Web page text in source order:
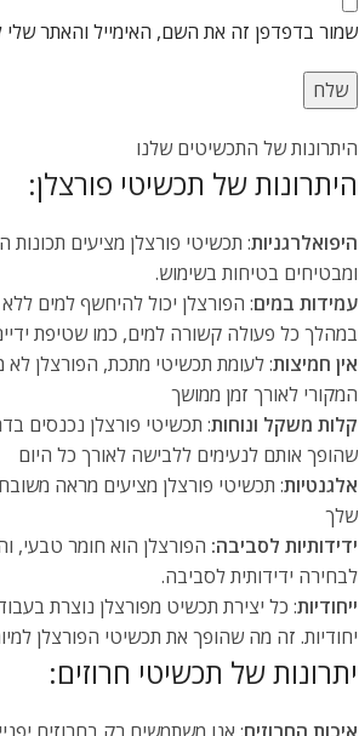
שמור בדפדפן זה את השם, האימייל והאתר
היתרונות של התכשיטים שלנו
היתרונות של תכשיטי פורצלן:
היפואלרגניות: תכשיטי פורצלן מציעים תכונות
ומבטיחים בטיחות בשימוש.
עמידות במים: הפורצלן יכול להיחשף למים
במהלך כל פעולה קשורה למים, כמו שטיפת
אין חמיצות: לעומת תכשיטי מתכת, הפורצלן
המקורי לאורך זמן ממושך
קלות משקל ונוחות: תכשיטי פורצלן נכנסים
שהופך אותם לנעימים ללבישה לאורך כל היום
אלגנטיות: תכשיטי פורצלן מציעים מראה
שלך
ידידותיות לסביבה: הפורצלן הוא חומר טבעי,
לבחירה ידידותית לסביבה.
ייחודיות: כל יצירת תכשיט מפורצלן נוצרת
יחודיות. זה מה שהופך את תכשיטי הפורצלן
יתרונות של תכשיטי חרוזים: